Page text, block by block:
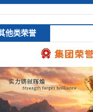
他类荣誉